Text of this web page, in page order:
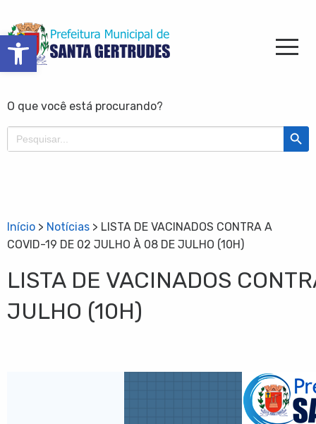
Barra de Ferramentas Aberta
O que você está procurando?
Search
for:
Search
Início > Notícias > LISTA DE VACINADOS CONTRA A
COVID-19 DE 02 JULHO À 08 DE JULHO (10H)
LISTA DE VACINADOS
JULHO (10H)